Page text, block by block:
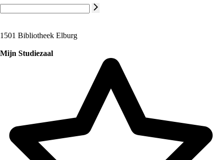
1501 Bibliotheek Elburg
Mijn Studiezaal